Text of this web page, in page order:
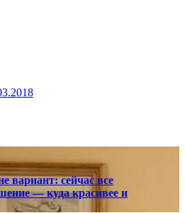
вариант: сейчас все
— куда красивее и